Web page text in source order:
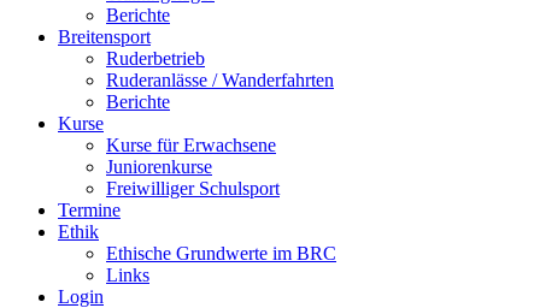
Berichte
Breitensport
Ruderbetrieb
Ruderanlässe / Wanderfahrten
Berichte
Kurse
Kurse für Erwachsene
Juniorenkurse
Freiwilliger Schulsport
Termine
Ethik
Ethische Grundwerte im BRC
Links
Login